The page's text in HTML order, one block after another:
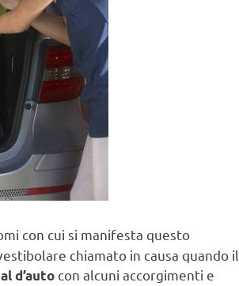
con cui si manifesta questo
chiamato in causa quando il
d’auto con alcuni accorgimenti e